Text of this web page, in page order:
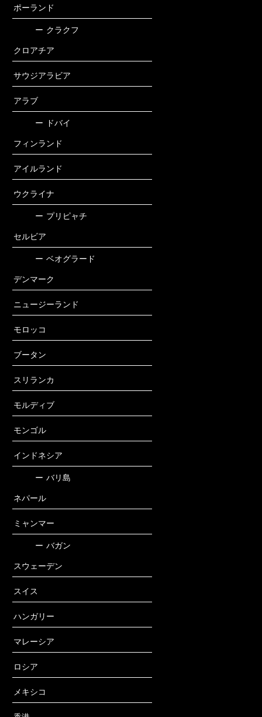
ポーランド
ー クラクフ
クロアチア
サウジアラビア
アラブ
ー ドバイ
フィンランド
アイルランド
ウクライナ
ー プリピャチ
セルビア
ー ベオグラード
デンマーク
ニュージーランド
モロッコ
ブータン
スリランカ
モルディブ
モンゴル
インドネシア
ー バリ島
ネパール
ミャンマー
ー バガン
スウェーデン
スイス
ハンガリー
マレーシア
ロシア
メキシコ